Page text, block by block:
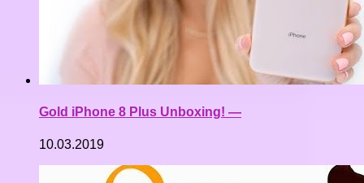
Gold iPhone 8 Plus Unboxing! —
10.03.2019